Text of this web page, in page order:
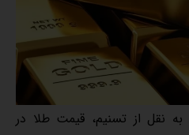
به نقل از تسنیم، قیمت طلا در